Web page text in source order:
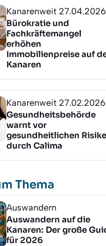
Kanarenweit 27.04.2026
Bürokratie und
Fachkräftemangel
erhöhen
Immobilienpreise auf
Kanaren
Kanarenweit 27.02.2026
Gesundheitsbehörde
warnt vor
gesundheitlichen
durch Calima
Thema
Auswandern
Auswandern auf die
Kanaren: Der große
für 2026